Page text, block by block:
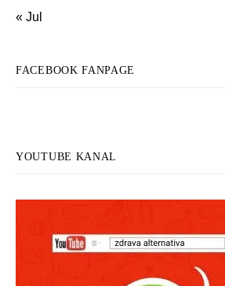
« Jul
FACEBOOK FANPAGE
YOUTUBE KANAL